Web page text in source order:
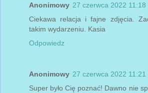
Anonimowy 27 czerwca 2022 11:18
Ciekawa relacja i fajne zdjęcia.
takim wydarzeniu. Kasia
Odpowiedz
Anonimowy 27 czerwca 2022 11:21
Super było Cię poznać! Dawno nie